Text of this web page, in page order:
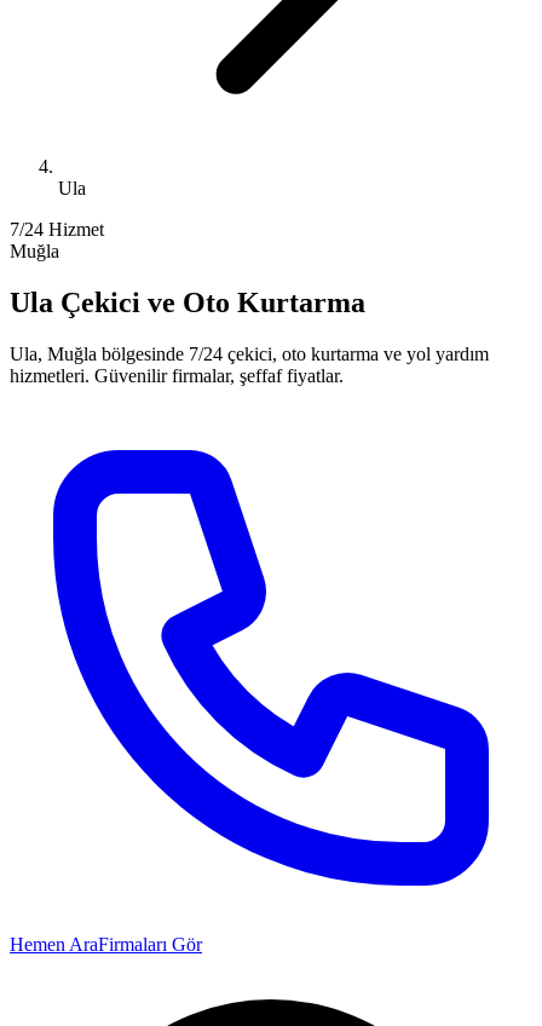
Ula
7/24 Hizmet
Muğla
Ula Çekici ve Oto Kurtarma
Ula, Muğla bölgesinde 7/24 çekici, oto kurtarma ve yol yardım
hizmetleri. Güvenilir firmalar, şeffaf fiyatlar.
Hemen AraFirmaları Gör